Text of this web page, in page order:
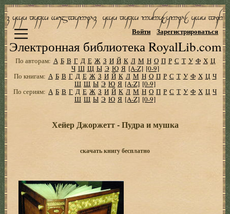
Электронная библиотека RoyalLib.com
Войти Зарегистрироваться
По авторам: А Б В Г Д Е Ж З И Й К Л М Н О П Р С Т У Ф Х Ц
Ч Ш Щ Ы Э Ю Я [A-Z] [0-9]
По книгам: А Б В Г Д Е Ж З И Й К Л М Н О П Р С Т У Ф Х Ц Ч
Ш Щ Ы Э Ю Я [A-Z] [0-9]
По сериям: А Б В Г Д Е Ж З И Й К Л М Н О П Р С Т У Ф Х Ц Ч
Ш Щ Ы Э Ю Я [A-Z] [0-9]
Хейер Джоржетт - Пудра и мушка
скачать книгу бесплатно